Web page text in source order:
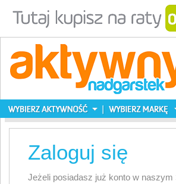
Zaloguj się
Jeżeli posiadasz już konto w naszym